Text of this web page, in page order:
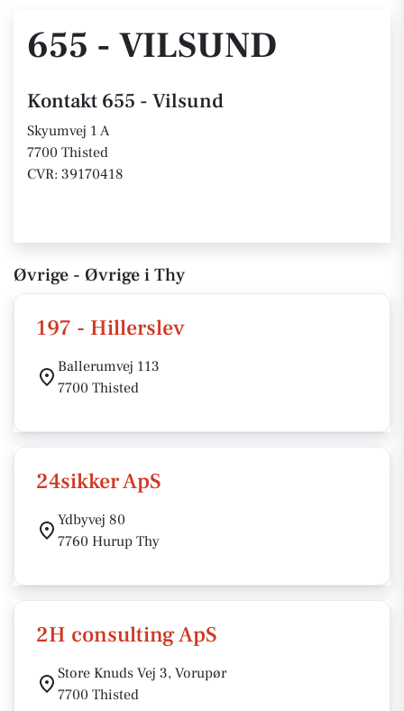
655 - VILSUND
Kontakt 655 - Vilsund
Skyumvej 1 A
7700 Thisted
CVR: 39170418
Øvrige - Øvrige i Thy
197 - Hillerslev
Ballerumvej 113
7700 Thisted
24sikker ApS
Ydbyvej 80
7760 Hurup Thy
2H consulting ApS
Store Knuds Vej 3, Vorupør
7700 Thisted